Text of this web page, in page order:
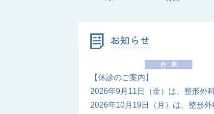
外来
【休診のご案内】
2026年9月11日（金）は、整形外
2026年10月19日（月）は、整形